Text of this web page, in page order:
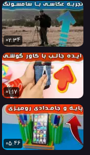
02:34
01:17
05:46